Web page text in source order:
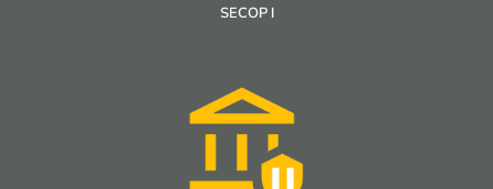
SECOP I